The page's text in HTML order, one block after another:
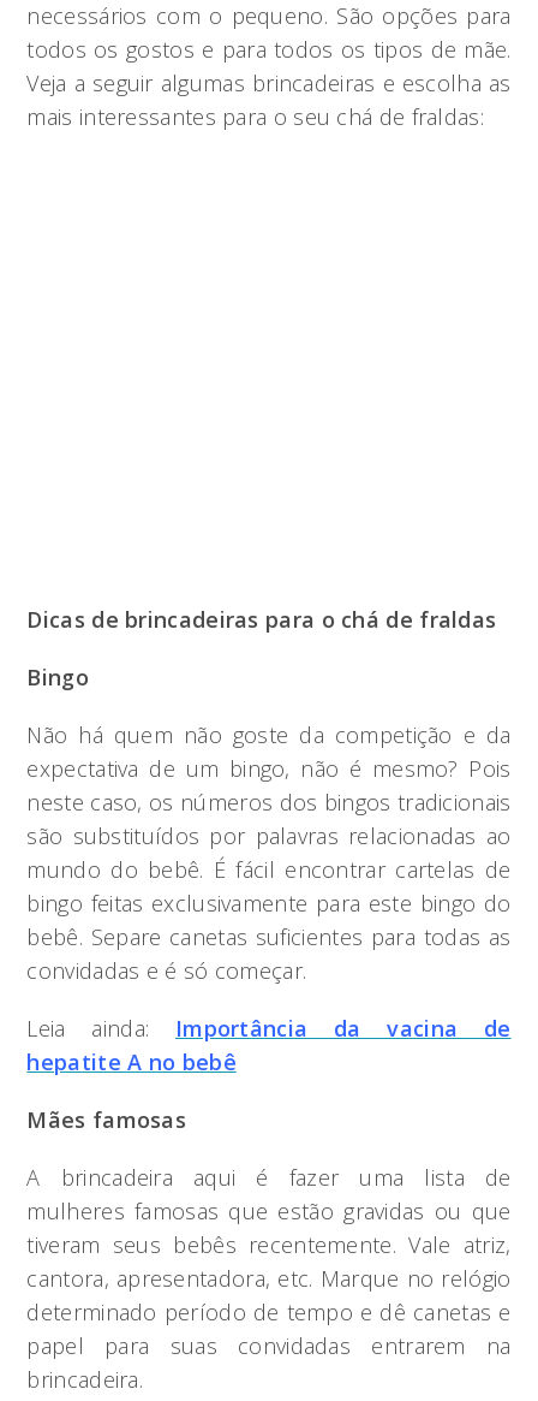
necessários com o pequeno. São opções para
todos os gostos e para todos os tipos de mãe.
Veja a seguir algumas brincadeiras e escolha as
mais interessantes para o seu chá de fraldas:
Dicas de brincadeiras para o chá de fraldas
Bingo
Não há quem não goste da competição e da
expectativa de um bingo, não é mesmo? Pois
neste caso, os números dos bingos tradicionais
são substituídos por palavras relacionadas ao
mundo do bebê. É fácil encontrar cartelas de
bingo feitas exclusivamente para este bingo do
bebê. Separe canetas suficientes para todas as
convidadas e é só começar.
Leia ainda: Importância da vacina de
hepatite A no bebê
Mães famosas
A brincadeira aqui é fazer uma lista de
mulheres famosas que estão gravidas ou que
tiveram seus bebês recentemente. Vale atriz,
cantora, apresentadora, etc. Marque no relógio
determinado período de tempo e dê canetas e
papel para suas convidadas entrarem na
brincadeira.